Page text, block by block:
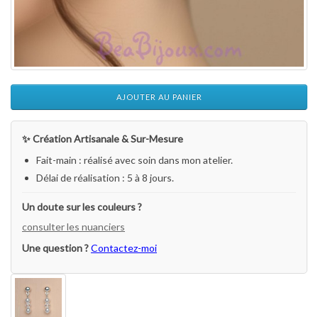
AJOUTER AU PANIER
✨ Création Artisanale & Sur-Mesure
Fait-main : réalisé avec soin dans mon atelier.
Délai de réalisation : 5 à 8 jours.
Un doute sur les couleurs ?
consulter les nuanciers
Une question ?Contactez-moi